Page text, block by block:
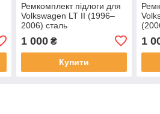
Ремкомплект підлоги для
Volkswagen LT II (1996–
2006) сталь
1 000₴
Купити
1